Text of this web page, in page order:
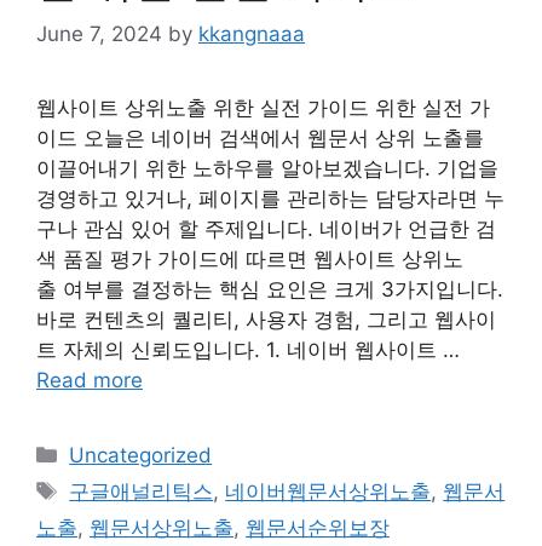
June 7, 2024 by kkangnaaa
웹사이트 상위노출 위한 실전 가이드 위한 실전 가
이드 오늘은 네이버 검색에서 웹문서 상위 노출를
이끌어내기 위한 노하우를 알아보겠습니다. 기업을
경영하고 있거나, 페이지를 관리하는 담당자라면 누
구나 관심 있어 할 주제입니다. 네이버가 언급한 검
색 품질 평가 가이드에 따르면 웹사이트 상위노
출 여부를 결정하는 핵심 요인은 크게 3가지입니다.
바로 컨텐츠의 퀄리티, 사용자 경험, 그리고 웹사이
트 자체의 신뢰도입니다. 1. 네이버 웹사이트 …
Read more
Categories
Uncategorized
Tags
구글애널리틱스, 네이버웹문서상위노출, 웹문서
노출, 웹문서상위노출, 웹문서순위보장